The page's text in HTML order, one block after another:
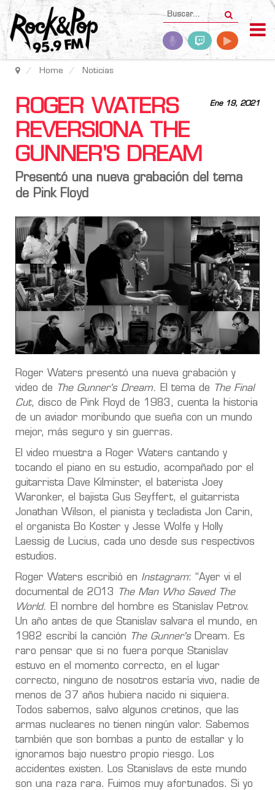
Home Noticias
Ene 19, 2021
ROGER WATERS
REVERSIONA THE
GUNNER'S DREAM
Presentó una nueva grabación del tema
de Pink Floyd
Roger Waters presentó una nueva grabación y
video de
The Gunner's Dream. El tema de The Final
Cut, disco de Pink Floyd de 1983, cuenta la historia
de un aviador moribundo que sueña con un mundo
mejor, más seguro y sin guerras.
El video muestra a Roger Waters cantando y
tocando el piano en su estudio, acompañado por el
guitarrista Dave Kilminster, el baterista Joey
Waronker, el bajista Gus Seyffert, el guitarrista
Jonathan Wilson, el pianista y tecladista Jon Carin,
el organista Bo Koster y Jesse Wolfe y Holly
Laessig de Lucius, cada uno desde sus respectivos
estudios.
Roger Waters escribió en Instagram: “Ayer vi el
documental de 2013
The Man Who Saved The
World.
El nombre del hombre es Stanislav Petrov.
Un año antes de que Stanislav salvara el mundo, en
1982 escribí la canción The Gunner'sDream. Es
raro pensar que si no fuera porque Stanislav
estuvo en el momento correcto, en el lugar
correcto, ninguno de nosotros estaría vivo, nadie de
menos de 37 años hubiera nacido ni siquiera.
Todos sabemos, salvo algunos cretinos, que las
armas nucleares no tienen ningún valor. Sabemos
también que son bombas a punto de estallar y lo
ignoramos bajo nuestro propio riesgo. Los
accidentes existen. Los Stanislavs de este mundo
son una raza rara. Fuimos muy afortunados. Si yo